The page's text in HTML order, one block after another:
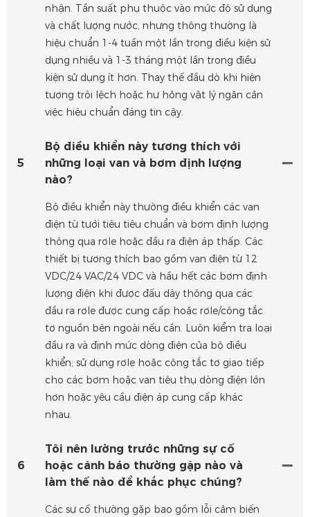
nhận. Tần suất phụ thuộc vào mức độ sử dụng
và chất lượng nước, nhưng thông thường là
hiệu chuẩn 1-4 tuần một lần trong điều kiện sử
dụng nhiều và 1-3 tháng một lần trong điều
kiện sử dụng ít hơn. Thay thế đầu dò khi hiện
tượng trôi lệch hoặc hư hỏng vật lý ngăn cản
việc hiệu chuẩn đáng tin cậy.
5
Bộ điều khiển này tương thích với
những loại van và bơm định lượng
nào?
Bộ điều khiển này thường điều khiển các van
điện từ tưới tiêu tiêu chuẩn và bơm định lượng
thông qua rơle hoặc đầu ra điện áp thấp. Các
thiết bị tương thích bao gồm van điện từ 12
VDC/24 VAC/24 VDC và hầu hết các bơm định
lượng điện khi được đấu dây thông qua các
đầu ra rơle được cung cấp hoặc rơle/công tắc
tơ nguồn bên ngoài nếu cần. Luôn kiểm tra loại
đầu ra và định mức dòng điện của bộ điều
khiển; sử dụng rơle hoặc công tắc tơ giao tiếp
cho các bơm hoặc van tiêu thụ dòng điện lớn
hơn hoặc yêu cầu điện áp cung cấp khác
nhau.
6
Tôi nên lường trước những sự cố
hoặc cảnh báo thường gặp nào và
làm thế nào để khắc phục chúng?
Các sự cố thường gặp bao gồm lỗi cảm biến